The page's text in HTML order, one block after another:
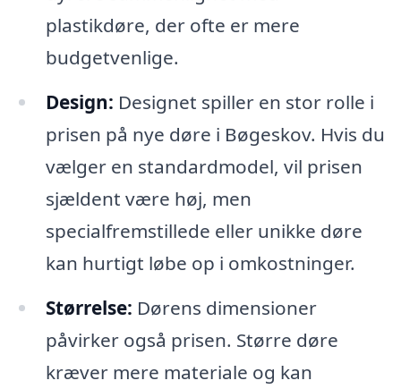
plastikdøre, der ofte er mere
budgetvenlige.
Design: Designet spiller en stor rolle i
prisen på nye døre i Bøgeskov. Hvis du
vælger en standardmodel, vil prisen
sjældent være høj, men
specialfremstillede eller unikke døre
kan hurtigt løbe op i omkostninger.
Størrelse: Dørens dimensioner
påvirker også prisen. Større døre
kræver mere materiale og kan